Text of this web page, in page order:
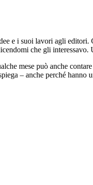
e i suoi lavori agli editori.
che gli
mese può anche contare
– anche perché hanno